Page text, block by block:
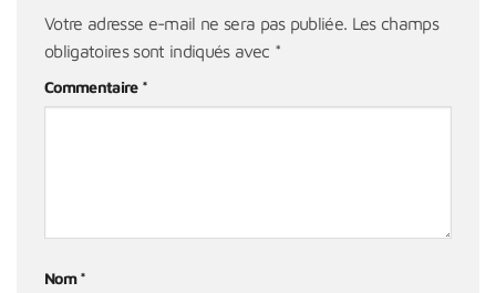
Votre adresse e-mail ne sera pas publiée. Les champs
obligatoires sont indiqués avec *
Commentaire *
Nom*